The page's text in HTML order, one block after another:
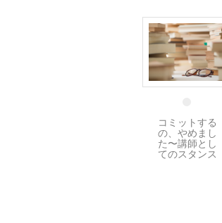
4 3月
コミットする
の、やめまし
た〜講師とし
てのスタンス